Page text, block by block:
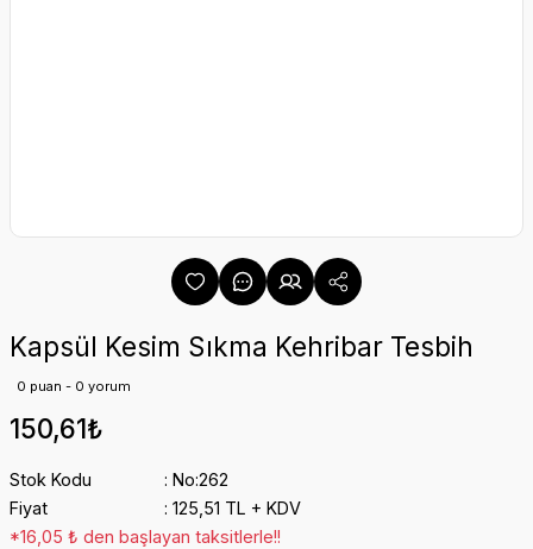
Kapsül Kesim Sıkma Kehribar Tesbih
0 puan - 0 yorum
150,61₺
Stok Kodu
No:262
Fiyat
125,51 TL + KDV
*16,05 ₺ den başlayan taksitlerle!!